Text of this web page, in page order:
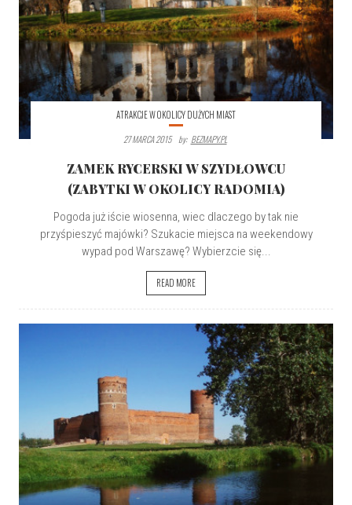
ATRAKCJE W OKOLICY DUŻYCH MIAST
27 MARCA 2015 By: BEZMAPY.PL
ZAMEK RYCERSKI W SZYDŁOWCU
(ZABYTKI W OKOLICY RADOMIA)
Pogoda już iście wiosenna, wiec dlaczego by tak nie
przyśpieszyć majówki? Szukacie miejsca na weekendowy
wypad pod Warszawę? Wybierzcie się...
READ MORE